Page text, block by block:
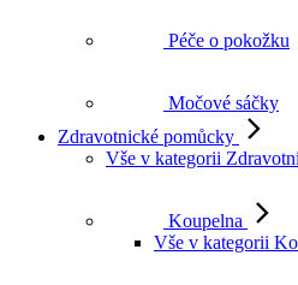
Péče o pokožku
Močové sáčky
Zdravotnické pomůcky
Vše v kategorii
Koupelna
Vše v kategorii